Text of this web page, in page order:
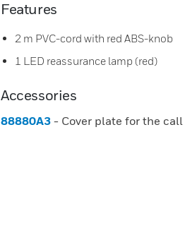
Features
2 m PVC-cord with red ABS-knob
1 LED reassurance lamp (red)
Accessories
88880A3 - Cover plate for the